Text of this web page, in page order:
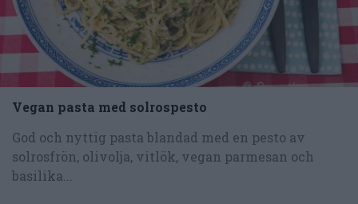
Vegan pasta med solrospesto
God och nyttig pasta blandad med en pesto av
solrosfrön, olivolja, vitlök, vegan parmesan och
basilika...